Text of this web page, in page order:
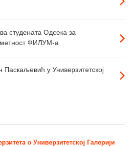
студената Одсека за
ФИЛУМ-а
у Универзитетској
о Универзитетској Галерији